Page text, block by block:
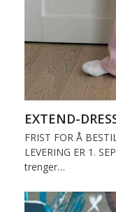
EXTEND-
FRIST FOR Å
LEVERING ER 1.
trenger…